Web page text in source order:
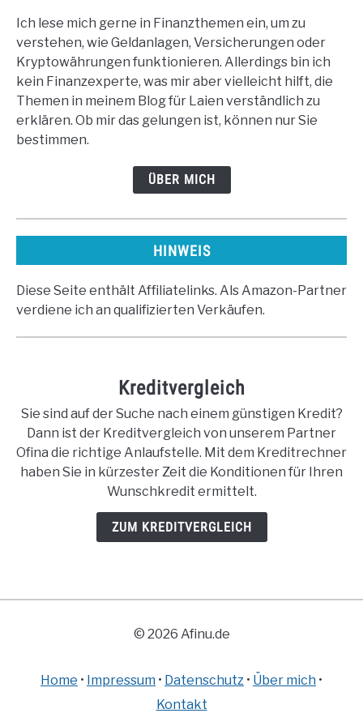
Ich lese mich gerne in Finanzthemen ein, um zu
verstehen, wie Geldanlagen, Versicherungen oder
Kryptowährungen funktionieren. Allerdings bin ich
kein Finanzexperte, was mir aber vielleicht hilft, die
Themen in meinem Blog für Laien verständlich zu
erklären. Ob mir das gelungen ist, können nur Sie
bestimmen.
ÜBER MICH
HINWEIS
Diese Seite enthält Affiliatelinks. Als Amazon-Partner
verdiene ich an qualifizierten Verkäufen.
Kreditvergleich
Sie sind auf der Suche nach einem günstigen Kredit?
Dann ist der Kreditvergleich von unserem Partner
Ofina die richtige Anlaufstelle. Mit dem Kreditrechner
haben Sie in kürzester Zeit die Konditionen für Ihren
Wunschkredit ermittelt.
ZUM KREDITVERGLEICH
© 2026 Afinu.de
Home • Impressum • Datenschutz • Über mich •
Kontakt